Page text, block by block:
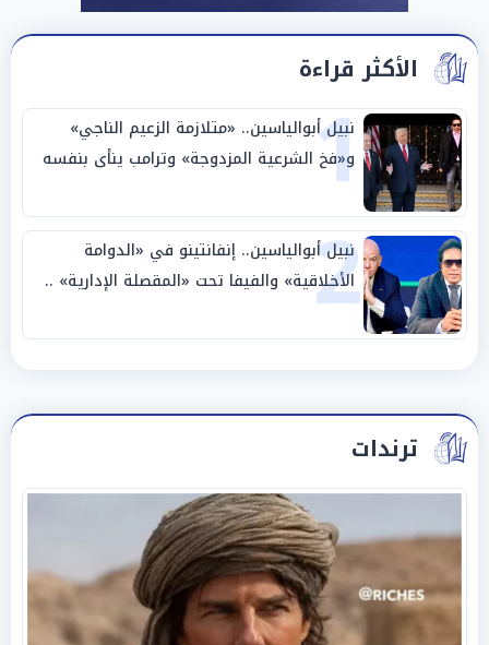
الأكثر قراءة
1
نبيل أبوالياسين.. «متلازمة الزعيم الناجي»
و«فخ الشرعية المزدوجة» وترامب ينأى بنفسه
وحليفه في «ميتم استراتيجي»
2
نبيل أبوالياسين.. إنفانتينو في «الدوامة
الأخلاقية» والفيفا تحت «المقصلة الإدارية» ..
«عبادة العرش وجنازة المصداقية»
ترندات